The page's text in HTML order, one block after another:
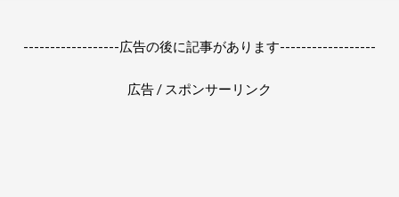
------------------広告の後に記事があります------------------
広告 / スポンサーリンク